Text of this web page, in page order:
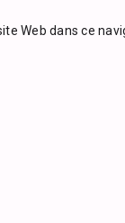
Web dans ce